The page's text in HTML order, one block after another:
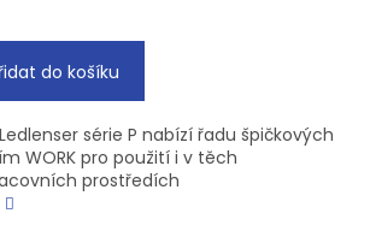
do košíku
série P nabízí řadu špičkových
WORK pro použití i v těch
prostředích